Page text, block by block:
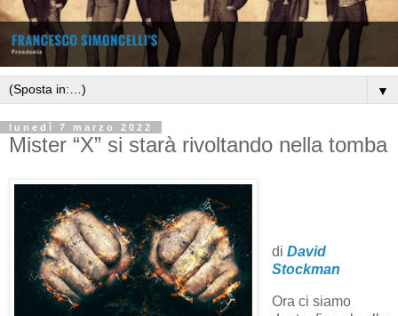
▼
lunedì 7 marzo 2022
Mister “X” si starà rivoltando nella tomba
di David
Stockman
Ora ci siamo